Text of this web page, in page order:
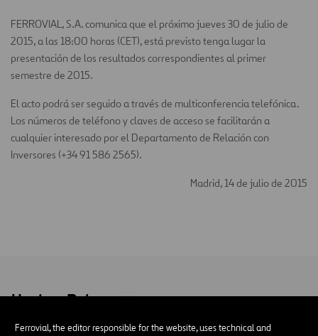
Ferrovial, the editor responsible for the website, uses technical and
FERROVIAL, S.A. comunica que el próximo jueves 30 de julio de
2015, a las 18:00 horas (CET), está previsto tenga lugar la
presentación de los resultados correspondientes al primer
semestre de 2015.
El acto podrá ser seguido a través de multiconferencia telefónica.
Los números de teléfono y claves de acceso se facilitarán a
cualquier interesado por el Departamento de Relación con
Inversores (+34 91 586 2565).
Madrid, 14 de julio de 2015
Hechos Relevantes
Operaciones efectuadas por Ferrovial al amparo de su